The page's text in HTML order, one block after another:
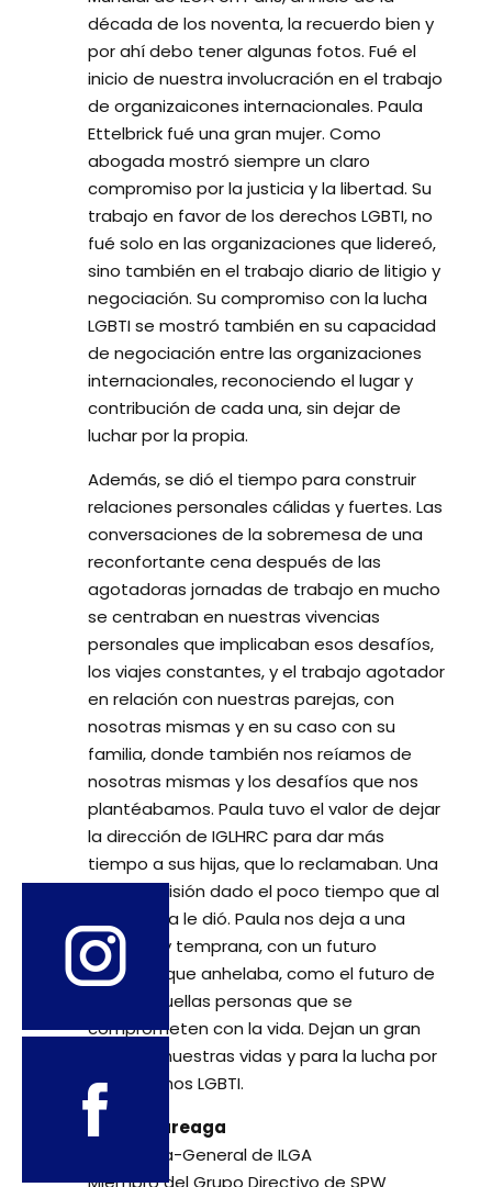
década de los noventa, la recuerdo bien y
por ahí debo tener algunas fotos. Fué el
inicio de nuestra involucración en el trabajo
de organizaicones internacionales. Paula
Ettelbrick fué una gran mujer. Como
abogada mostró siempre un claro
compromiso por la justicia y la libertad. Su
trabajo en favor de los derechos LGBTI, no
fué solo en las organizaciones que lidereó,
sino también en el trabajo diario de litigio y
negociación. Su compromiso con la lucha
LGBTI se mostró también en su capacidad
de negociación entre las organizaciones
internacionales, reconociendo el lugar y
contribución de cada una, sin dejar de
luchar por la propia.
Además, se dió el tiempo para construir
relaciones personales cálidas y fuertes. Las
conversaciones de la sobremesa de una
reconfortante cena después de las
agotadoras jornadas de trabajo en mucho
se centraban en nuestras vivencias
personales que implicaban esos desafíos,
los viajes constantes, y el trabajo agotador
en relación con nuestras parejas, con
nosotras mismas y en su caso con su
familia, donde también nos reíamos de
nosotras mismas y los desafíos que nos
plantéabamos. Paula tuvo el valor de dejar
la dirección de IGLHRC para dar más
tiempo a sus hijas, que lo reclamaban. Una
sabia decisión dado el poco tiempo que al
final la vida le dió. Paula nos deja a una
edad muy temprana, con un futuro
enfrente que anhelaba, como el futuro de
todas aquellas personas que se
comprometen con la vida. Dejan un gran
vacío en nuestras vidas y para la lucha por
los derechos LGBTI.
Gloria Careaga
Secretária-General de ILGA
Miembro del Grupo Directivo de SPW